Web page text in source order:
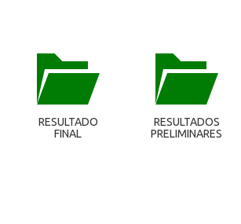
RESULTADO
FINAL
RESULTADOS
PRELIMINARES